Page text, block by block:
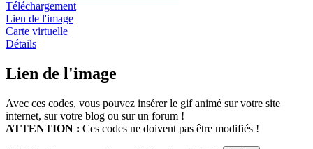
Téléchargement
Lien de l'image
Carte virtuelle
Détails
Lien de l'image
Avec ces codes, vous pouvez insérer le gif animé sur votre site
internet, sur votre blog ou sur un forum !
ATTENTION : Ces codes ne doivent pas être modifiés !